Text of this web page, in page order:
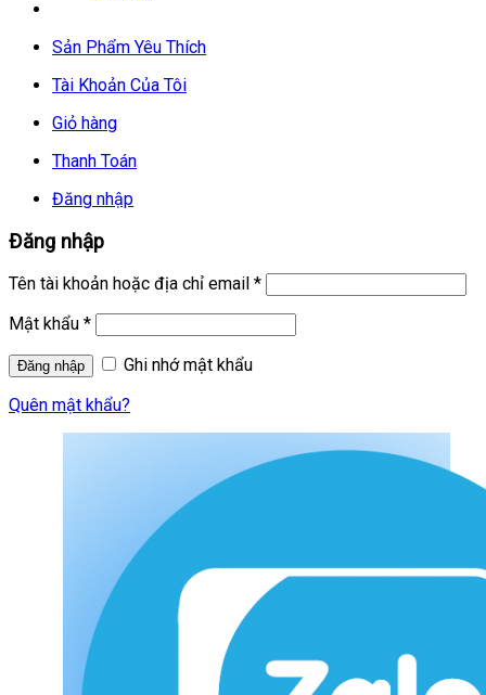
Sản Phẩm Yêu Thích
Tài Khoản Của Tôi
Giỏ hàng
Thanh Toán
Đăng nhập
Đăng nhập
Tên tài khoản hoặc địa chỉ email *
Mật khẩu *
Ghi nhớ mật khẩu
Quên mật khẩu?